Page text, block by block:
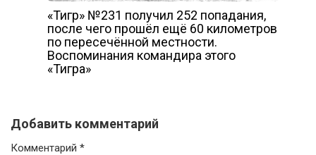
«Тигр» №231 получил 252 попадания,
после чего прошёл ещё 60 километров
по пересечённой местности.
Воспоминания командира этого
«Тигра»
Добавить комментарий
Комментарий *